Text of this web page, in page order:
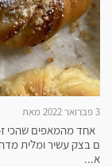
3 פברואר 2022 מאת
אחד מהמאפים שהכי
ם בצק עשיר ומלית
א...